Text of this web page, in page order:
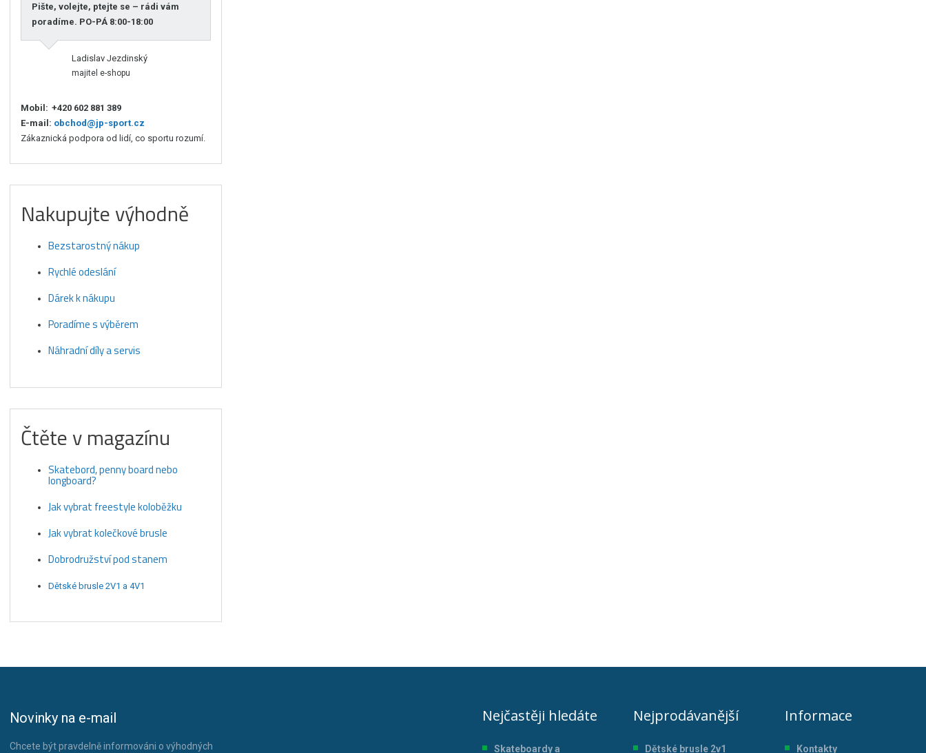
Pište, volejte, ptejte se – rádi vám
poradíme. PO-PÁ 8:00-18:00
Ladislav Jezdinský
majitel e-shopu
Mobil: +420 602 881 389
E-mail: obchod@jp-sport.cz
Zákaznická podpora od lidí, co sportu rozumí.
Nakupujte výhodně
Bezstarostný nákup
Rychlé odeslání
Dárek k nákupu
Poradíme s výběrem
Náhradní díly a servis
Čtěte v magazínu
Skatebord, penny board nebo
longboard?
Jak vybrat freestyle koloběžku
Jak vybrat kolečkové brusle
Dobrodružství pod stanem
Dětské brusle 2V1 a 4V1
Novinky na e-mail
Chcete být pravdelně informováni o výhodných
Nejčastěji hledáte
Skateboardy a
Nejprodávanější
Dětské brusle 2v1
Informace
Kontakty